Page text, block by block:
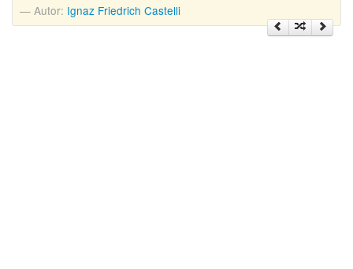
Trauergedichte
Autor: Ignaz Friedrich Castelli